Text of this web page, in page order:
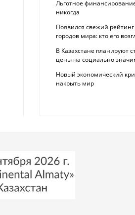
Льготное
никогда
Появился свежий
городов мира: кто его
В Казахстане планируют
цены на социально
Новый экономический
накрыть мир